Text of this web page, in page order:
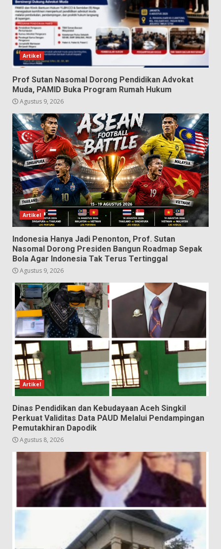
Artikel
Prof Sutan Nasomal Dorong Pendidikan Advokat
Muda, PAMID Buka Program Rumah Hukum
Agustus 9, 2026
Artikel
Indonesia Hanya Jadi Penonton, Prof. Sutan
Nasomal Dorong Presiden Bangun Roadmap Sepak
Bola Agar Indonesia Tak Terus Tertinggal
Agustus 9, 2026
Artikel
Dinas Pendidikan dan Kebudayaan Aceh Singkil
Perkuat Validitas Data PAUD Melalui Pendampingan
Pemutakhiran Dapodik
Agustus 8, 2026